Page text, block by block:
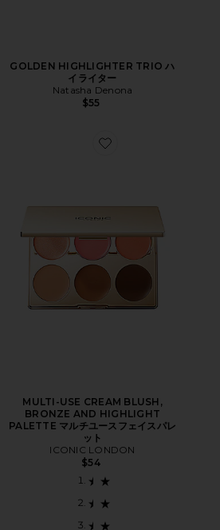
GOLDEN HIGHLIGHTER TRIO ハ
イライター
Natasha Denona
$55
Favorite MULTI-USE
MULTI-USE CREAM BLUSH,
BRONZE AND HIGHLIGHT
PALETTE マルチユースフェイスパレ
ット
ICONIC LONDON
$54